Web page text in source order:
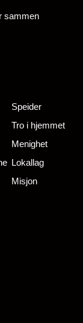
sammen
Speider
Tro i hjemmet
Menighet
Lokallag
Misjon